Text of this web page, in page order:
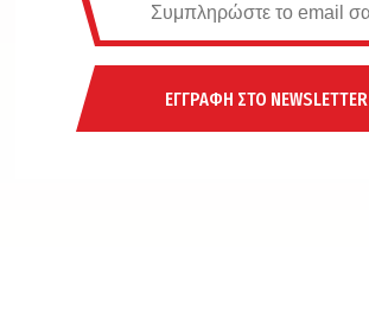
ΕΓΓΡΑΦΗ ΣΤΟ NEWSLETTER